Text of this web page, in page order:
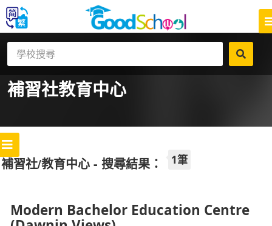
補習社教育中心
補習社/教育中心 - 搜尋結果： 1筆
Modern Bachelor Education Centre